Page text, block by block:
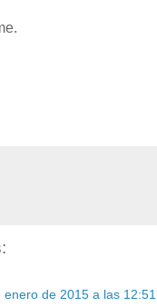
enero de 2015 a las 12:51